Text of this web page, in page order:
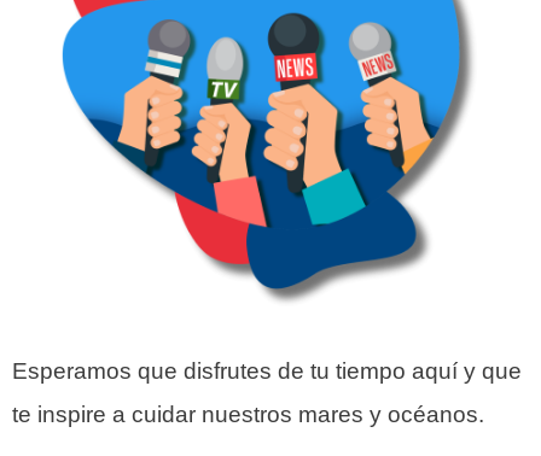
Esperamos que disfrutes de tu tiempo aquí y que
te inspire a cuidar nuestros mares y océanos.